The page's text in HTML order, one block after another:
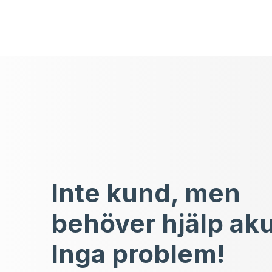
Inte kund, men
behöver hjälp
Inga problem!